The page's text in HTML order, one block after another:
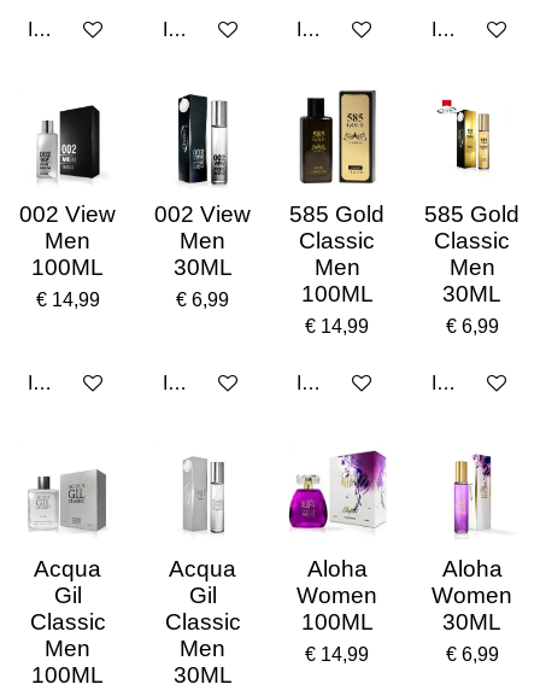
In winkelwagen In winkelwagen In winkelwagen In
002 View
Men
100ML
€ 14,99
In winkelwagen
002 View
Men
30ML
€ 6,99
In winkelwagen
585 Gold
Classic
Men
100ML
€ 14,99
In winkelwagen
585 Gold
Classic
Men
30ML
€ 6,99
In
Acqua
Gil
Classic
Men
100ML
Acqua
Gil
Classic
Men
30ML
Aloha
Women
100ML
€ 14,99
Aloha
Women
30ML
€ 6,99